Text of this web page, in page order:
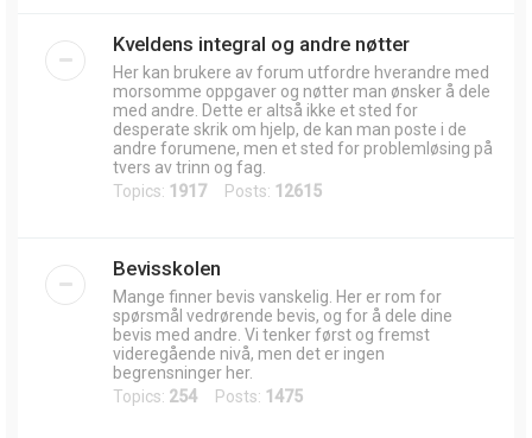
Kveldens integral og andre nøtter
Her kan brukere av forum utfordre hverandre med
morsomme oppgaver og nøtter man ønsker å dele
med andre. Dette er altså ikke et sted for
desperate skrik om hjelp, de kan man poste i de
andre forumene, men et sted for problemløsing på
tvers av trinn og fag.
Topics: 1917Posts: 12615
Bevisskolen
Mange finner bevis vanskelig. Her er rom for
spørsmål vedrørende bevis, og for å dele dine
bevis med andre. Vi tenker først og fremst
videregående nivå, men det er ingen
begrensninger her.
Topics: 254 Posts: 1475